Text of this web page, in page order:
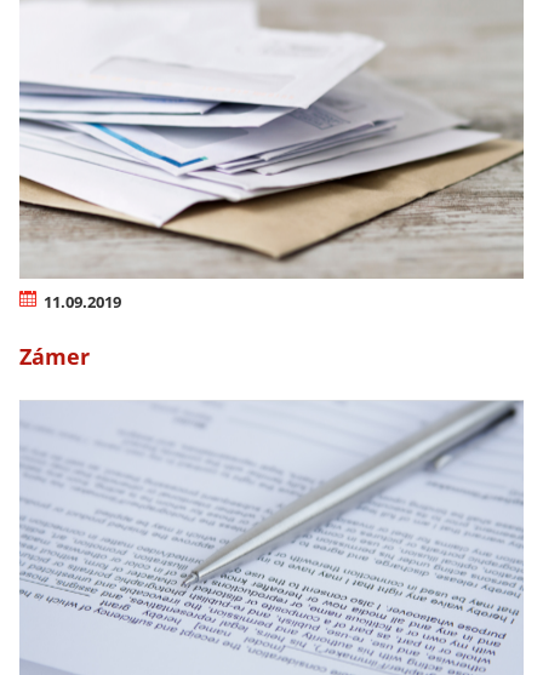
11.09.2019
Zámer